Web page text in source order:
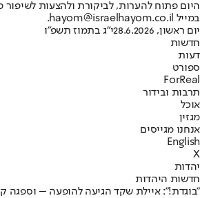
היום פתוח להערות, לביקורת ולהצעות לשיפור
במייל hayom@israelhayom.co.il.
יום ראשון, 28.6.2026
י"ג בתמוז תשפ"ו
חדשות
דעות
ספורט
ForReal
תרבות ובידור
אוכל
מגזין
אנחנו מגייסים
English
X
יהדות
חדשות היהדות
"בוגדת!": איילת שקד הגיעה להופעה – וספגה